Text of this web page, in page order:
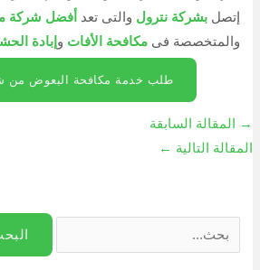
إتصلبشركة نترول والتى تعد أفضل شركة
والمتخصصة فىمكافحة الأفات و إبادة
طلب خدمة مكافحة البعوض من
→ المقالة السابقة
المقالة التالية ←